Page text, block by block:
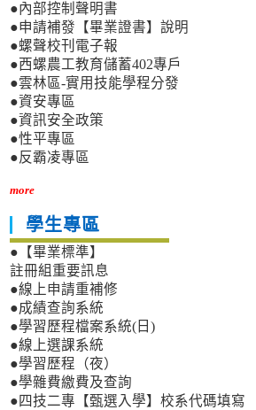
●內部控制聲明書
●申請補發【畢業證書】說明
●螺聲校刊電子報
●西螺農工教育儲蓄402專戶
●雲林區-實用技能學程分發
●資安專區
●資訊安全政策
●性平專區
●反霸凌專區
more
學生專區
●【畢業標準】
註冊組重要訊息
●線上申請重補修
●成績查詢系統
●學習歷程檔案系統(日)
●線上選課系統
●學習歷程（夜）
●學雜費繳費及查詢
●四技二專【甄選入學】校系代碼填寫